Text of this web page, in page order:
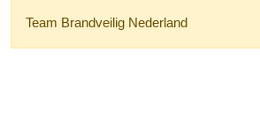
Team Brandveilig Nederland